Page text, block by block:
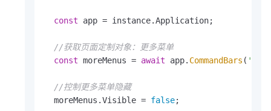
const app = instance.Application;
//获取页面定制对象：更多菜单
const moreMenus = await app. CommandBars (
//控制更多菜单隐藏
  moreMenus.
Visible = false;